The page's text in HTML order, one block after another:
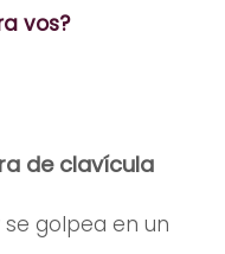
vos?
de clavícula
golpea en un